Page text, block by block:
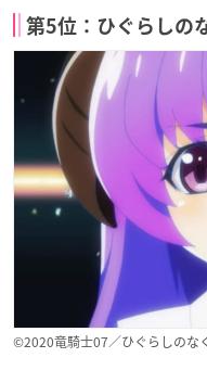
第5位：ひぐらしの
©2020竜騎士07／ひぐらしのな